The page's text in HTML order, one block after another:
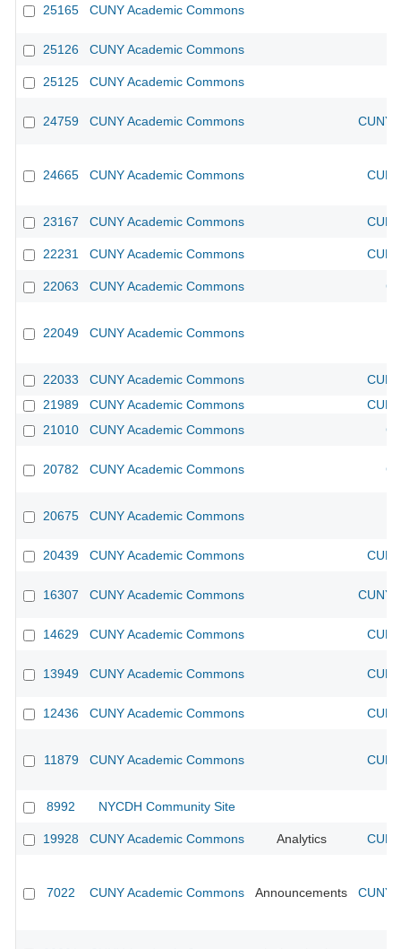
25165 CUNY Academic Commons
25126 CUNY Academic Commons
25125 CUNY Academic Commons
24759 CUNY Academic Commons CUNY
24665 CUNY Academic Commons
23167 CUNY Academic Commons
22231 CUNY Academic Commons
22063 CUNY Academic Commons
22049 CUNY Academic Commons
22033 CUNY Academic Commons
21989
CUNY Academic Commons
21010
CUNY Academic Commons
20782 CUNY Academic Commons
20675 CUNY Academic Commons
20439 CUNY Academic Commons
16307 CUNY Academic Commons CUNY
14629 CUNY Academic Commons
13949 CUNY Academic Commons
12436 CUNY Academic Commons
11879 CUNY Academic Commons
8992 NYCDH Community Site
19928 CUNY Academic Commons Analytics
7022 CUNY Academic Commons Announcements CUNY